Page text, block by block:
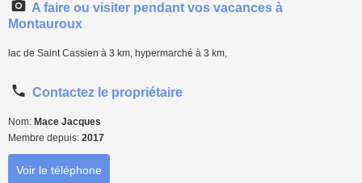
A faire ou visiter pendant vos vacances à
Montauroux
lac de Saint Cassien à 3 km, hypermarché à 3 km,
Contactez le propriétaire
Nom: Mace Jacques
Membre depuis: 2017
Voir le téléphone